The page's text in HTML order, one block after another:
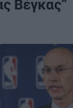
Βέγκας”